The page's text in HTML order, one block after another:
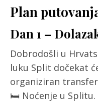
Plan
Dan 1 –
Dobrodošli u
luku Split dočekat
organiziran
🛏️ Noćenje u Splitu.